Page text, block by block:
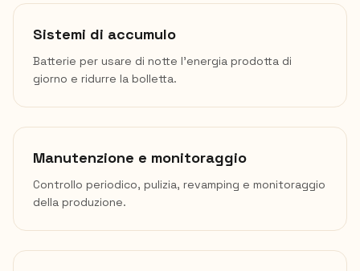
Sistemi di accumulo
Batterie per usare di notte l'energia prodotta di
giorno e ridurre la bolletta.
Manutenzione e monitoraggio
Controllo periodico, pulizia, revamping e monitoraggio
della produzione.